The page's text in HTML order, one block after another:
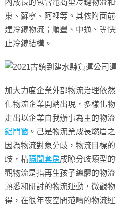
內成長的包含電商型冷鏈物流
東、蘇寧、阿裡等。其依附面
建冷鏈物流；順豐、中通、等
止冷鏈結構。
加大力度企業外部物流治理依
化物流企業開端出現，多樣化
走出以企業自我辦事為主的物
鋁門窗 。己是物流業成長燃眉
因為物流對象分歧，物流目標
歧，構隔間套房成瞭分歧類型
觀物流是指再生孩子總體的物
熟悉和研討的物流運動，微觀
得，在很年夜空間范疇的物流